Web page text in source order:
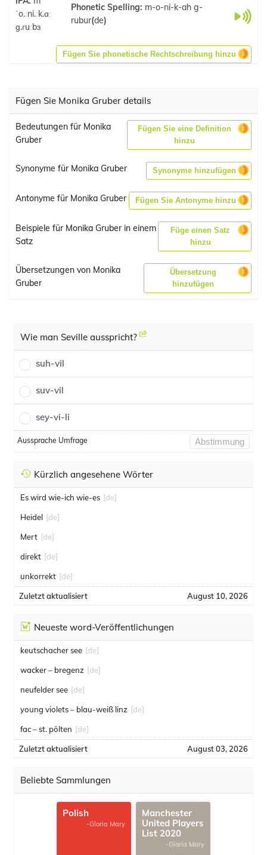
ˈo.ːni.ːk.ɑː
ɡ.ɾuːbɜ
Phonetic Spelling: m-o-ni-k-ah g-
rubur(de)
Fügen Sie phonetische Rechtschreibung hinzu
Fügen Sie Monika Gruber details
Bedeutungen für Monika
Gruber
Fügen Sie eine Definition
hinzu
Synonyme für Monika Gruber Synonyme hinzufügen
Antonyme für Monika Gruber Fügen Sie Antonyme hinzu
Beispiele für Monika Gruber in einem
Satz
Füge einen Satz
hinzu
Übersetzungen von Monika
Gruber
Übersetzung
hinzufügen
Wie man Seville ausspricht?
suh-vil
suv-vil
sey-vi-li
Aussprache Umfrage Abstimmung
Kürzlich angesehene Wörter
Es wird wie-ich wie-es [de]
Heidel [de]
Mert [de]
direkt [de]
unkorrekt [de]
Zuletzt aktualisiert August 10, 2026
Neueste word-Veröffentlichungen
keutschacher see [de]
wacker – bregenz [de]
neufelder see [de]
young violets – blau-weiß linz [de]
fac – st. pölten [de]
Zuletzt aktualisiert August 03, 2026
Beliebte Sammlungen
Polish
-Gloria Mary
Manchester
United Players
List 2020
-Gloria Mary